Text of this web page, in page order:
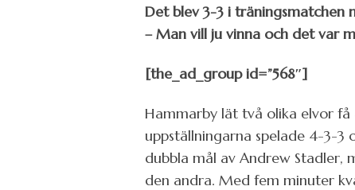
Det blev 3-3 i träningsmatchen
– Man vill ju vinna och det var
[the_ad_group id=”568″]
Hammarby lät två olika elvor få
uppställningarna spelade 4-3-3
dubbla mål av Andrew Stadler,
den andra. Med fem minuter